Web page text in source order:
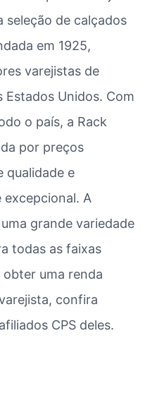
seleção de calçados
em 1925,
varejistas de
Estados Unidos. Com
o país, a Rack
por preços
qualidade e
A
grande variedade
todas as faixas
obter uma renda
confira
CPS deles.